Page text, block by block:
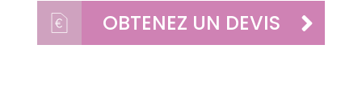
OBTENEZ UN DEVIS